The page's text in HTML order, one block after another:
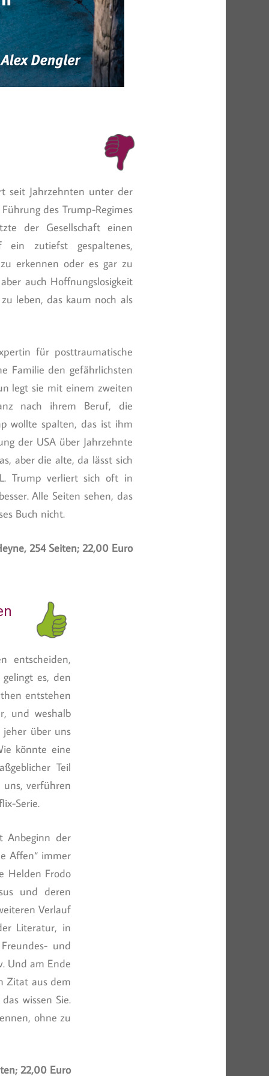
seit Jahrzehnten unter der
des Trump-Regimes
der Gesellschaft einen
ein zutiefst gespaltenes,
erkennen oder es gar zu
auch Hoffnungslosigkeit
leben, das kaum noch als
für posttraumatische
Familie den gefährlichsten
legt sie mit einem zweiten
nach ihrem Beruf, die
wollte spalten, das ist ihm
der USA über Jahrzehnte
aber die alte, da lässt sich
Trump verliert sich oft in
Alle Seiten sehen, das
Buch nicht.
254 Seiten; 22,00 Euro
entscheiden,
es, den
entstehen
und weshalb
jeher über uns
könnte eine
Teil
uns, verführen
Serie.
Anbeginn der
Affen“ immer
Helden Frodo
und deren
Verlauf
Literatur, in
und
Und am Ende
Zitat aus dem
wissen Sie.
ohne zu
22,00 Euro